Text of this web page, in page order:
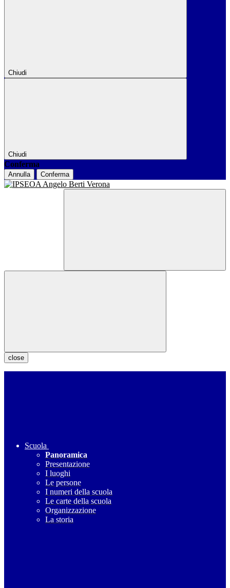
Chiudi
Chiudi
Conferma
Annulla Conferma
close
Scuola
Panoramica
Presentazione
I luoghi
Le persone
I numeri della scuola
Le carte della scuola
Organizzazione
La storia